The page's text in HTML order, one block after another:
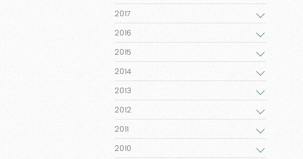
2017
2016
2015
2014
2013
2012
2011
2010